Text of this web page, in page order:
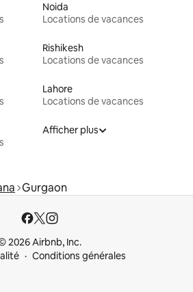
Noida
Locations de vacances
Rishikesh
Locations de vacances
Lahore
Locations de vacances
Afficher plus
Gurgaon
2026 Airbnb, Inc.
Conditions générales